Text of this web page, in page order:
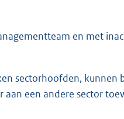
en met
sectorhoofden, kunnen
een andere sector